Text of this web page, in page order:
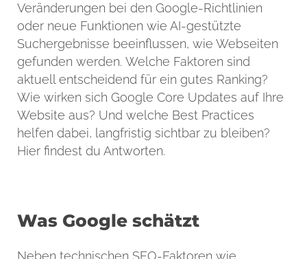
Veränderungen bei den Google-Richtlinien
oder neue Funktionen wie AI-gestützte
Suchergebnisse beeinflussen, wie Webseiten
gefunden werden. Welche Faktoren sind
aktuell entscheidend für ein gutes Ranking?
Wie wirken sich Google Core Updates auf Ihre
Website aus? Und welche Best Practices
helfen dabei, langfristig sichtbar zu bleiben?
Hier findest du Antworten.
Was Google schätzt
Neben technischen SEO-Faktoren wie